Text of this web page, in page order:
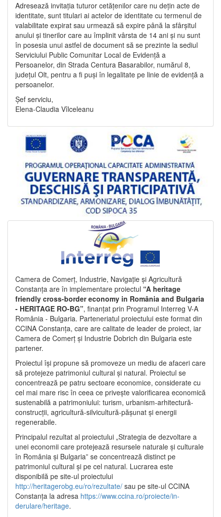
Adresează invitația tuturor cetățenilor care nu dețin acte de
identitate, sunt titulari ai actelor de identitate cu termenul de
valabilitate expirat sau urmează să expire până la sfârșitul
anului și tinerilor care au împlinit vârsta de 14 ani și nu sunt
în posesia unui astfel de document să se prezinte la sediul
Serviciului Public Comunitar Local de Evidență a
Persoanelor, din Strada Centura Basarabilor, numărul 8,
județul Olt, pentru a fi puși în legalitate pe linie de evidență a
persoanelor.
Șef serviciu,
Elena-Claudia Vîlceleanu
Camera de Comerț, Industrie, Navigație și Agricultură
Constanța are în implementare proiectul “A heritage
friendly cross-border economy in România and Bulgaria
- HERITAGE RO-BG”, finanțat prin Programul Interreg V-A
România - Bulgaria. Parteneriatul proiectului este format din
CCINA Constanța, care are calitate de leader de proiect, iar
Camera de Comerț și Industrie Dobrich din Bulgaria este
partener.
Proiectul își propune să promoveze un mediu de afaceri care
să protejeze patrimoniul cultural și natural. Proiectul se
concentrează pe patru sectoare economice, considerate cu
cel mai mare risc în ceea ce privește valorificarea economică
sustenabilă a patrimoniului: turism, urbanism-arhitectură-
construcții, agricultură-silvicultură-pășunat și energii
regenerabile.
Principalul rezultat al proiectului „Strategia de dezvoltare a
unei economii care protejează resursele naturale și culturale
în România și Bulgaria” se concentrează distinct pe
patrimoniul cultural și pe cel natural. Lucrarea este
disponibilă pe site-ul proiectului
http://heritagerobg.eu/ro/rezultate/ sau pe site-ul CCINA
Constanța la adresa https://www.ccina.ro/proiecte/in-
derulare/heritage.